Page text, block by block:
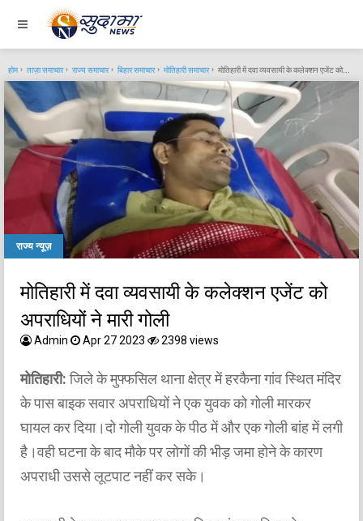
होम ताज़ा समाचार राज्य समाचार बिहार समाचार मोतिहारी समाचार मोतिहारी में दवा व्यवसायी के कलेक्शन एजेंट को अपराधियों ने मारी गोली
राज्य न्यूज़
मोतिहारी में दवा व्यवसायी के कलेक्शन एजेंट को
अपराधियों ने मारी गोली
Admin Apr 27 2023 2398 views
मोतिहारी:जिले के मुफ्फसिल थाना क्षेत्र में हरकैना गांव स्थित मंदिर
के पास बाइक सवार अपराधियों ने एक युवक को गोली मारकर
घायल कर दिया।दो गोली युवक के पीठ में और एक गोली बांह में लगी
है।वही घटना के बाद मौके पर लोगों की भीड़ जमा होने के कारण
अपराधी उससे लूटपाट नहीं कर सके।